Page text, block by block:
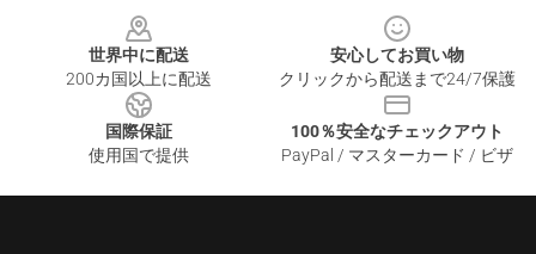
世界中に配送
200カ国以上に配送
安心してお買い物
クリックから配送まで24/7保護
国際保証
使用国で提供
100％安全なチェックアウト
PayPal / マスターカード / ビザ